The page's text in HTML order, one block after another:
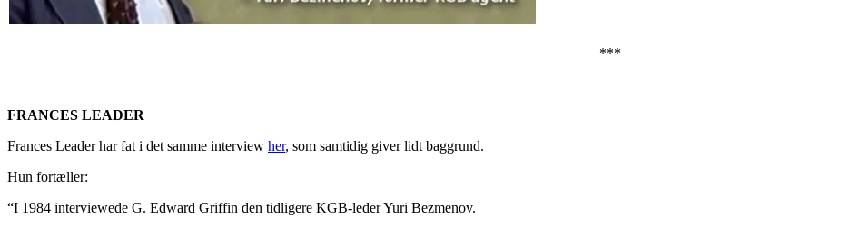
***
FRANCES LEADER
Frances Leader har fat i det samme interview her, som samtidig giver lidt baggrund.
Hun fortæller:
“I 1984 interviewede G. Edward Griffin den tidligere KGB-leder Yuri Bezmenov.